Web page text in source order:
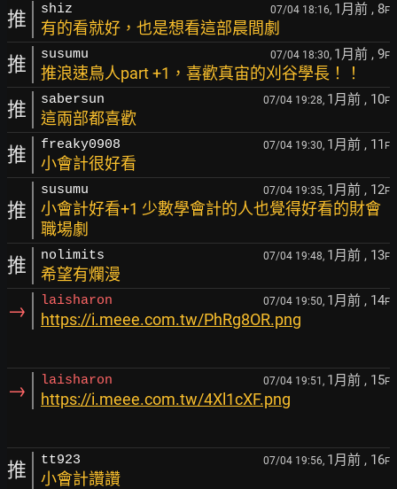
推 shiz 07/04 18:16, 1月前 , 8F
有的看就好，也是想看這部晨間劇
推 susumu 07/04 18:30, 1月前 , 9F
推浪速鳥人part +1，喜歡真宙的刈谷學長！！
推 sabersun 07/04 19:28, 1月前 , 10F
這兩部都喜歡
推 freaky0908 07/04 19:30, 1月前 , 11 F
小會計很好看
推
susumu 07/04 19:35, 1月前 , 12F
小會計好看+1 少數學會計的人也覺得好看的財會
職場劇
推 nolimits 07/04 19:48, 1月前 , 13F
希望有爛漫
→ laisharon 07/04 19:50, 1月前 , 14F
https://i.meee.com.tw/PhRg8OR.png
→ laisharon 07/04 19:51, 1月前 , 15F
https://i.meee.com.tw/4Xl1cXF.png
推 tt923 07/04 19:56, 1月前 , 16F
小會計讚讚